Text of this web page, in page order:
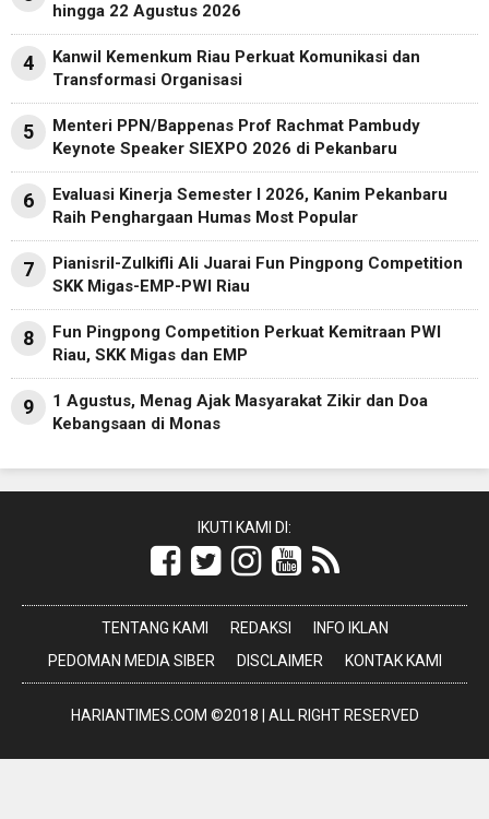
hingga 22 Agustus 2026
4
Kanwil Kemenkum Riau Perkuat Komunikasi dan
Transformasi Organisasi
5
Menteri PPN/Bappenas Prof Rachmat Pambudy
Keynote Speaker SIEXPO 2026 di Pekanbaru
6
Evaluasi Kinerja Semester I 2026, Kanim Pekanbaru
Raih Penghargaan Humas Most Popular
7
Pianisril-Zulkifli Ali Juarai Fun Pingpong Competition
SKK Migas-EMP-PWI Riau
8
Fun Pingpong Competition Perkuat Kemitraan PWI
Riau, SKK Migas dan EMP
9
1 Agustus, Menag Ajak Masyarakat Zikir dan Doa
Kebangsaan di Monas
IKUTI KAMI DI:
TENTANG KAMI REDAKSI
INFO IKLAN
PEDOMAN MEDIA SIBER
DISCLAIMER KONTAK KAMI
HARIANTIMES.COM ©2018 | ALL RIGHT RESERVED